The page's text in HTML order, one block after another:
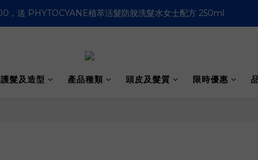
購物滿HK$500即免運費 (香港適用）
購物滿HK$500即免運費 (香港適用）
護髮及造型 產品種類 頭皮及髮質 限時優惠